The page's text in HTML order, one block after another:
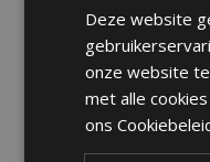
Maten:
Van €
Deze website
onze website
met alle
ons